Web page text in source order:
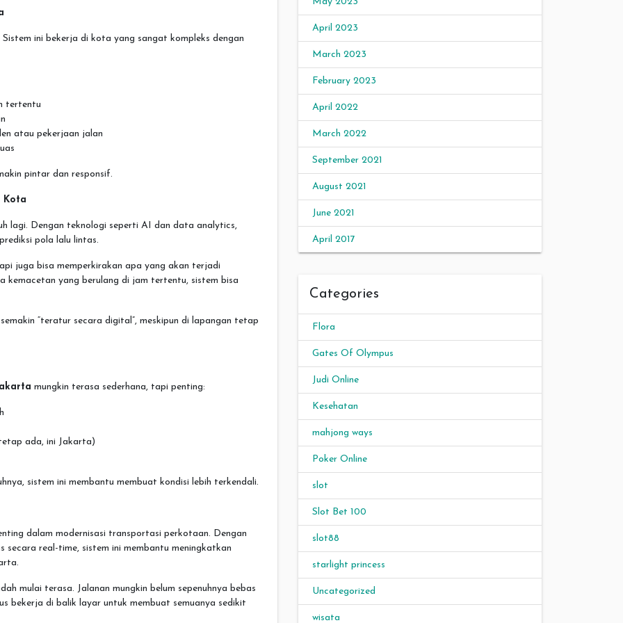
ini bekerja di kota yang sangat kompleks dengan
tertentu
atau pekerjaan jalan
pintar dan responsif.
Kota
lagi. Dengan teknologi seperti AI dan data analytics,
pola lalu lintas.
juga bisa memperkirakan apa yang akan terjadi
kemacetan yang berulang di jam tertentu, sistem bisa
“teratur secara digital”, meskipun di lapangan tetap
mungkin terasa sederhana, tapi penting:
ada, ini Jakarta)
sistem ini membantu membuat kondisi lebih terkendali.
dalam modernisasi transportasi perkotaan. Dengan
real-time, sistem ini membantu meningkatkan
mulai terasa. Jalanan mungkin belum sepenuhnya bebas
bekerja di balik layar untuk membuat semuanya sedikit
April 2023
March 2023
February 2023
April 2022
March 2022
September 2021
August 2021
June 2021
April 2017
Categories
Flora
Gates Of Olympus
Judi Online
Kesehatan
mahjong ways
Poker Online
slot
Slot Bet 100
slot88
starlight princess
Uncategorized
wisata